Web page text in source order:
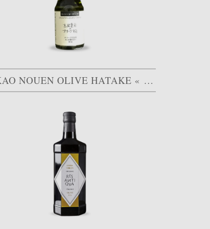
TAKAO NOUEN OLIVE HATAKE « LUCCA »